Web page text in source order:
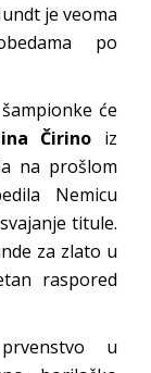
je veoma
po
će
Čirino iz
na prošlom
Nemicu
titule.
za zlato u
raspored
u